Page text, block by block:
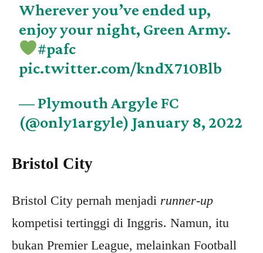
Wherever you’ve ended up,
enjoy your night, Green Army.
#pafc
pic.twitter.com/kndX710Blb
— Plymouth Argyle FC
(@only1argyle) January 8, 2022
Bristol City
Bristol City pernah menjadi runner-up
kompetisi tertinggi di Inggris. Namun, itu
bukan Premier League, melainkan Football